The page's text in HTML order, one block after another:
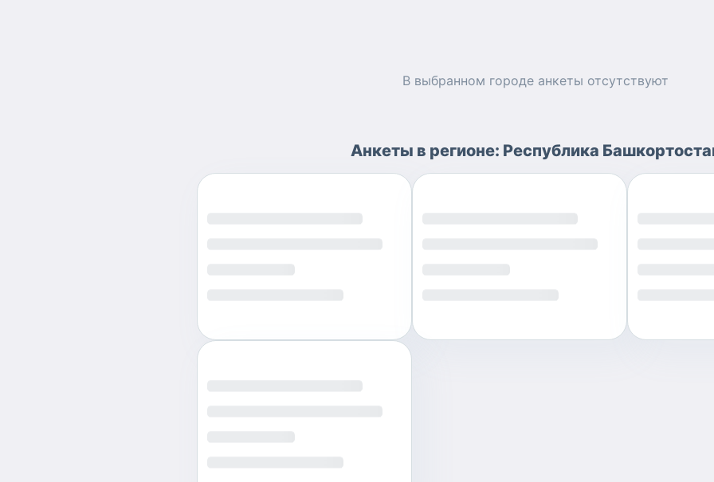
В выбранном городе анкеты отсутствуют
Анкеты в регионе: Республика